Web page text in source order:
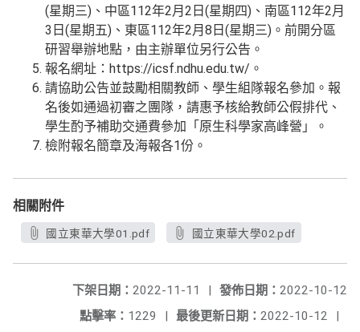
(星期三)、中區112年2月2日(星期四)、南區112年2月
3日(星期五)、東區112年2月8日(星期三)。前開分區
研習舉辦地點，由主辦單位另行公告。
報名網址：https://icsf.ndhu.edu.tw/。
請協助公告並鼓勵相關教師、學生組隊報名參加。報
名後如通過初審之團隊，請惠予核給教師公假排代、
學生酌予補助交通費參加「原生科學家高峰營」。
檢附報名簡章及海報各1份。
相關附件
國立東華大學01.pdf 國立東華大學02.pdf
發佈日期： 2022-10-12
下架日期： 2022-11-11
|
最後更新日期： 2022-10-12 |
點擊率： 1229 |